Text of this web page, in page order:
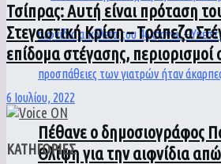
Πέθανε ο δημοσιογράφος
Θλίψη για την αιφνίδια
Τσίπρας: Αυτή είναι πρόταση
Στεγαστική Κρίση – Τράπεζα
επίδομα στέγασης,
6 Ιουλίου, 2022
ΚΑΤΗΓΟΡΙΕΣ